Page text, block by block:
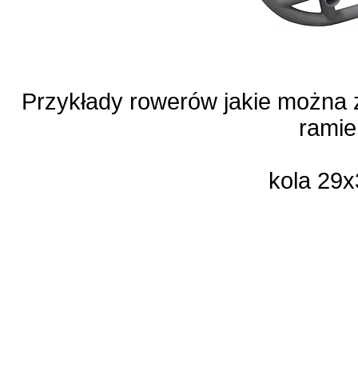
Przykłady rowerów jakie
ramie
kola